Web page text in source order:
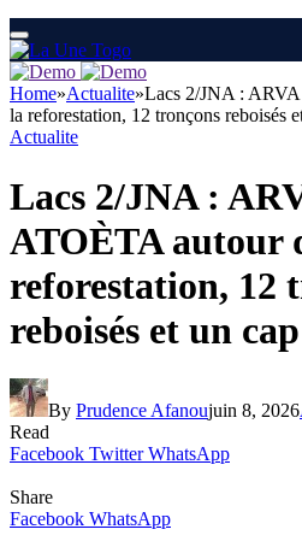
Home»Actualite»Lacs 2/JNA :
la reforestation, 12 tronçons reboisés
Actualite
Lacs 2/JNA :
ATOÈTA autour
reforestation, 12
reboisés et un
By Prudence Afanoujuin 8, 2026
Read
Facebook Twitter WhatsApp
Share
Facebook WhatsApp